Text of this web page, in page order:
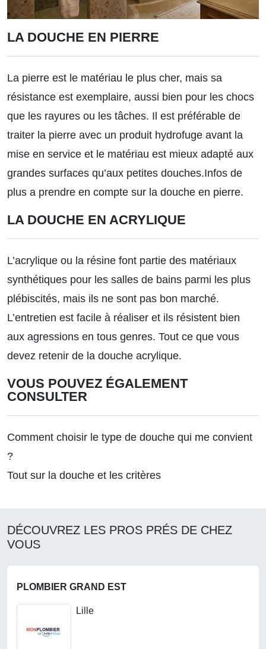
LA DOUCHE EN PIERRE
La pierre est le matériau le plus cher, mais sa
résistance est exemplaire, aussi bien pour les chocs
que les rayures ou les tâches. Il est préférable de
traiter la pierre avec un produit hydrofuge avant la
mise en service et le matériau est mieux adapté aux
grandes surfaces qu’aux petites douches.Infos de
plus a prendre en compte sur la douche en pierre.
LA DOUCHE EN ACRYLIQUE
L’acrylique ou la résine font partie des matériaux
synthétiques pour les salles de bains parmi les plus
plébiscités, mais ils ne sont pas bon marché.
L’entretien est facile à réaliser et ils résistent bien
aux agressions en tous genres. Tout ce que vous
devez retenir de la douche acrylique.
VOUS POUVEZ ÉGALEMENT
CONSULTER
Comment choisir le type de douche qui me convient
?
Tout sur la douche et les critères
DÉCOUVREZ LES PROS PRÉS DE CHEZ
VOUS
PLOMBIER GRAND EST
Lille